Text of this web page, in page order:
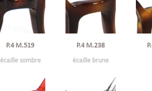
P.4 M.519
écaille sombre
P.4 M.238
écaille brune